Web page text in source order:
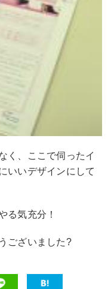
く、ここで伺ったイ
いいデザインにして
る気充分！
ございました?